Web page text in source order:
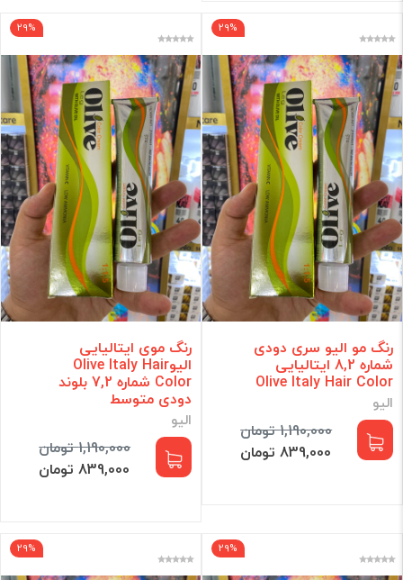
29%
رنگ مو الیو سری دودی
شماره 8,2 ایتالیایی
Olive Italy Hair Color
الیو
1,190,000 تومان
839,000 تومان
29%
رنگ موی ایتالیایی
الیوOlive Italy Hair
Color شماره 7,2 بلوند
دودی متوسط
الیو
1,190,000 تومان
839,000 تومان
29%
29%